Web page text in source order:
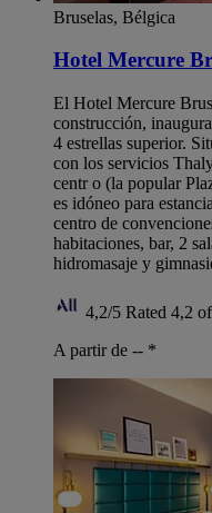
Bruselas, Bélgica
Hotel Mercure
El Hotel Mercure
construcción,
4 estrellas superior.
con los servicios
centr o (la popular
es idóneo para
centro de
habitaciones, bar, 2
hidromasaje y
4,2/5 Rated 4,2
A partir de -- *